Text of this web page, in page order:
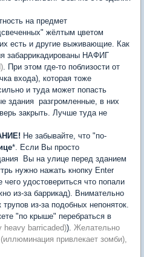
на предмет
жёлтым цветом
есть и другие выживающие. Как
забаррикадированы НАФИГ
. При этом где-то поблизости от
входа), которая тоже
и туда может попасть
здания  разгромленные, в них
закрыть. Лучше туда не
Не забывайте, что "по-
*. Если Вы просто
 Вы на улице перед зданием
нужно нажать кнопку Enter
чего удостовериться что попали
из-за баррикад). Внимательно
из-за подобных непоняток.
"по крыше" перебраться в
heavy barricaded)). Желательно
привлекает зомби),